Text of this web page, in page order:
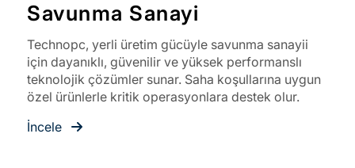
Savunma Sanayi
Technopc, yerli üretim gücüyle savunma sanayii
için dayanıklı, güvenilir ve yüksek performanslı
teknolojik çözümler sunar. Saha koşullarına uygun
özel ürünlerle kritik operasyonlara destek olur.
İncele